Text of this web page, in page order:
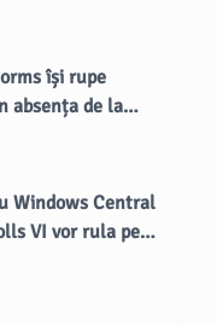
își rupe
absența de la
Windows Central
VI vor rula pe